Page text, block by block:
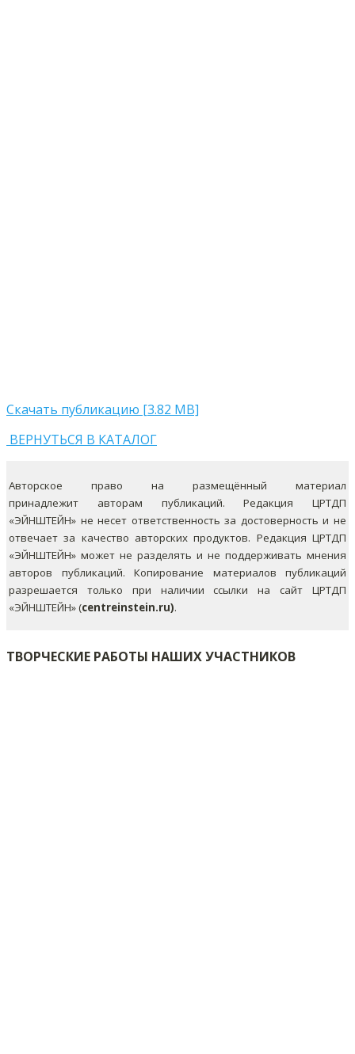
Скачать публикацию [3.82 MB]
ВЕРНУТЬСЯ В КАТАЛОГ
Авторское право на размещённый материал
принадлежит авторам публикаций. Редакция ЦРТДП
«ЭЙНШТЕЙН» не несет ответственность за достоверность и не
отвечает за качество авторских продуктов. Редакция ЦРТДП
«ЭЙНШТЕЙН» может не разделять и не поддерживать мнения
авторов публикаций. Копирование материалов публикаций
разрешается только при наличии ссылки на сайт ЦРТДП
«ЭЙНШТЕЙН» (centreinstein.ru).
ТВОРЧЕСКИЕ РАБОТЫ НАШИХ УЧАСТНИКОВ